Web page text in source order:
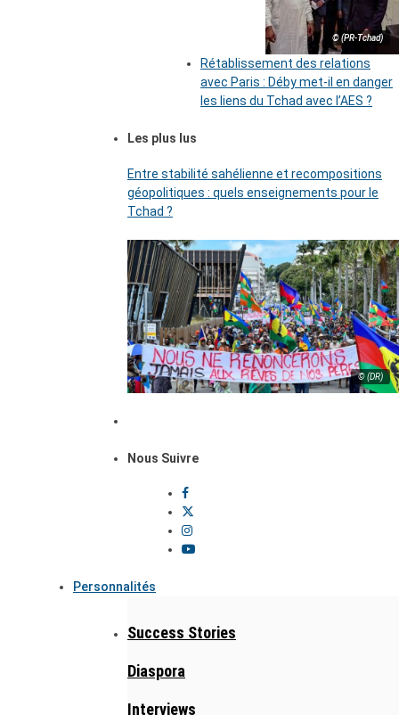
© (PR-Tchad)
Rétablissement des relations
avec Paris : Déby met-il en danger
les liens du Tchad avec l’AES ?
Les plus lus
Entre stabilité sahélienne et recompositions
géopolitiques : quels enseignements pour le
Tchad ?
© (DR)
Nous Suivre
Personnalités
Success Stories
Diaspora
Interviews